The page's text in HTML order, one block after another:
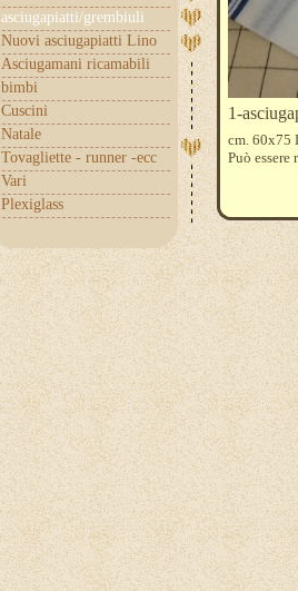
asciugapiatti/grembiuli
Nuovi asciugapiatti Lino
Asciugamani ricamabili
bimbi
Cuscini
Natale
Tovagliette - runner -ecc
Vari
Plexiglass
1-
cm. 60x75
Può